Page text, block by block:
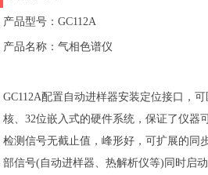
产品型号：GC112A
产品名称：气相色谱仪
GC112A配置自动进样器安装定位接口，
核、32位嵌入式的硬件系统，保证了仪器
检测信号无截止值，峰形好，可扩展的同
部信号(自动进样器、热解析仪等)同时启动